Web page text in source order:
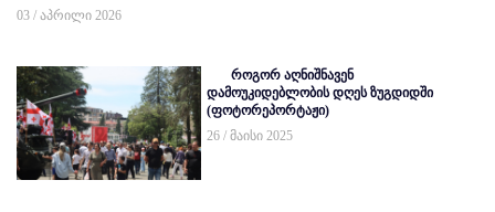
03 / აპრილი 2026
როგორ აღნიშნავენ
დამოუკიდებლობის დღეს ზუგდიდში
(ფოტორეპორტაჟი)
26 / მაისი 2025